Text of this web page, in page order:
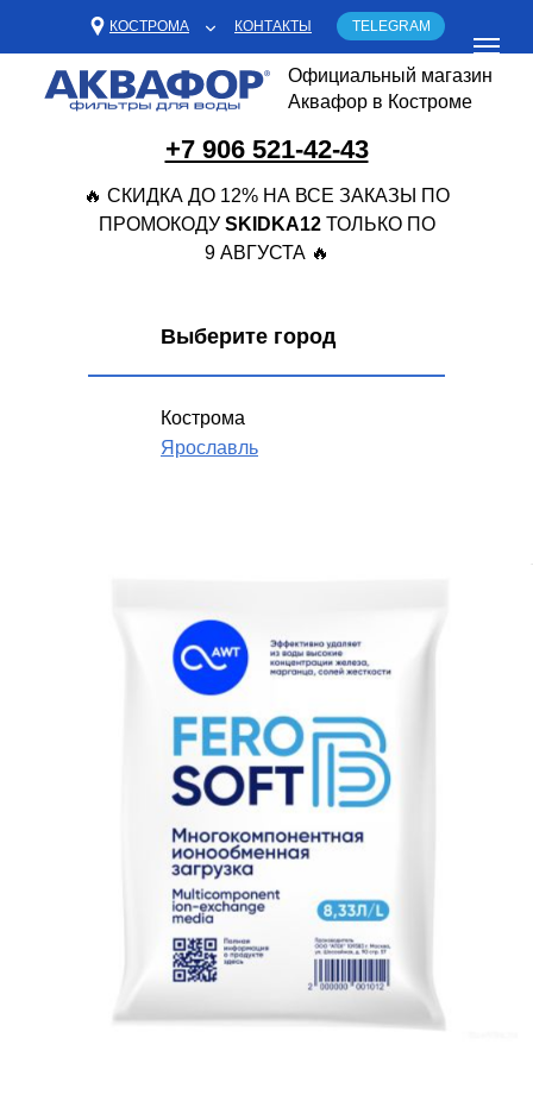
+7 906 521-42-43
КОСТРОМА
Официальный магазин
Аквафор в Костроме
🔥 СКИДКА ДО 12% НА ВСЕ ЗАКАЗЫ ПО
ПРОМОКОДУ SKIDKA12 ТОЛЬКО ПО
9 АВГУСТА 🔥
КОНТАКТЫ TELEGRAM
Кострома
Ярославль
Выберите город